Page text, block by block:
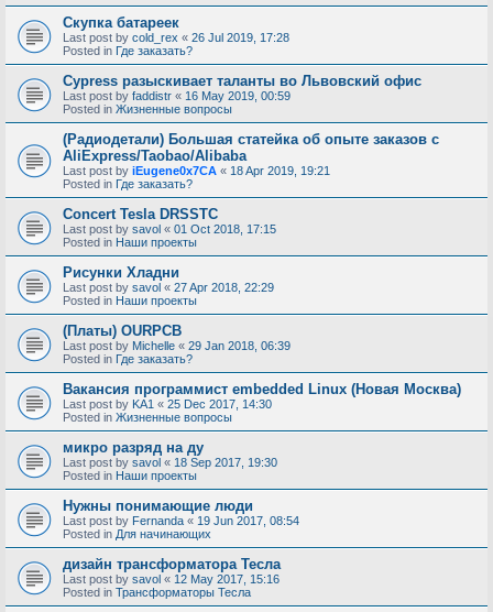
Скупка батареек
Last post by cold_rex « 26 Jul 2019, 17:28
Posted in Где заказать?
Cypress разыскивает таланты во Львовский офис
Last post by faddistr « 16 May 2019, 00:59
Posted in Жизненные вопросы
(Радиодетали) Большая статейка об опыте заказов с
AliExpress/Taobao/Alibaba
Last post by iEugene0x7CA « 18 Apr 2019, 19:21
Posted in Где заказать?
Concert Tesla DRSSTC
Last post by savol « 01 Oct 2018, 17:15
Posted in Наши проекты
Рисунки Хладни
Last post by savol « 27 Apr 2018, 22:29
Posted in Наши проекты
(Платы) OURPCB
Last post by Michelle « 29 Jan 2018, 06:39
Posted in Где заказать?
Вакансия программист embedded Linux (Новая Москва)
Last post by KA1 « 25 Dec 2017, 14:30
Posted in Жизненные вопросы
микро разряд на ду
Last post by savol « 18 Sep 2017, 19:30
Posted in Наши проекты
Нужны понимающие люди
Last post by Fernanda « 19 Jun 2017, 08:54
Posted in Для начинающих
дизайн трансформатора Тесла
Last post by savol « 12 May 2017, 15:16
Posted in Трансформаторы Тесла